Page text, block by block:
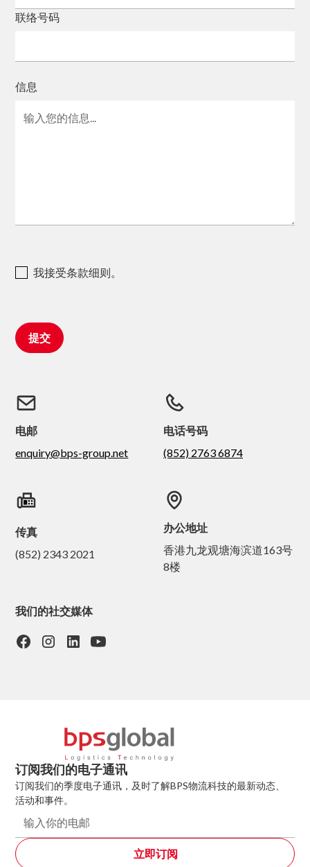
联络号码
信息
我接受条款细则。
电邮
enquiry@bps-group.net
电话号码
(852) 2763 6874
传真
(852) 2343 2021
办公地址
香港九龙观塘海滨道163号
8楼
我们的社交媒体
订阅我们的电子通讯
订阅我们的季度电子通讯，及时了解BPS物流科技的最新动态、
活动和事件。